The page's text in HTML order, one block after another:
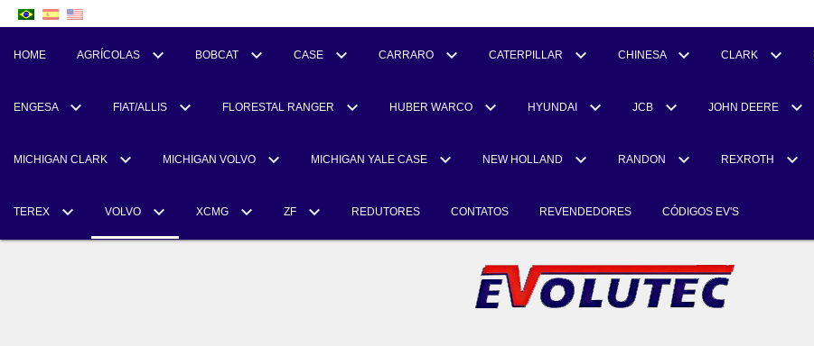
HOME AGRÍCOLAS BOBCAT CASE CARRARO CATERPILLAR CHINESA CLARK
ENGESA FIAT/ALLIS FLORESTAL RANGER HUBER WARCO HYUNDAI JCB JOHN DEERE
MICHIGAN CLARK MICHIGAN VOLVO MICHIGAN YALE CASE NEW HOLLAND RANDON REXROTH
TEREX VOLVO XCMG ZF REDUTORES CONTATOS REVENDEDORES CÓDIGOS EV'S